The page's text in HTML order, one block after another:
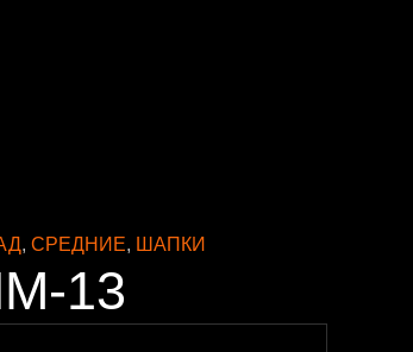
, СРЕДНИЕ, ШАПКИ
13